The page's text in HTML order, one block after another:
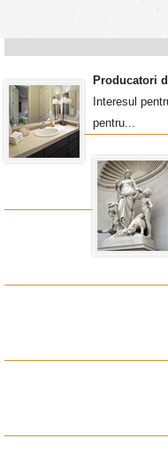
Producatori
Interesul
pentru...